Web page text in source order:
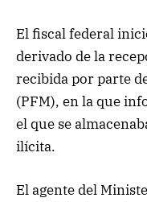
El fiscal federal
derivado de la
recibida por parte
(PFM), en la que
el que se
ilícita.
El agente del